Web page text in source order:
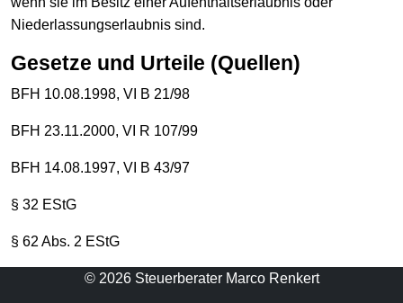
Niederlassungserlaubnis sind.
Gesetze und Urteile (Quellen)
BFH 10.08.1998, VI B 21/98
BFH 23.11.2000, VI R 107/99
BFH 14.08.1997, VI B 43/97
§ 32 EStG
§ 62 Abs. 2 EStG
© 2026 Steuerberater Marco Renkert